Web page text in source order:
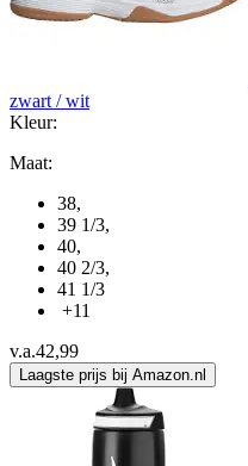
zwart / wit
Kleur:
Maat:
38,
39 1/3,
40,
40 2/3,
41 1/3
+11
v.a.42,99
Laagste prijs bij Amazon.nl